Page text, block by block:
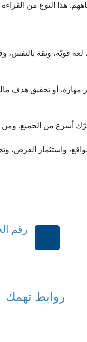
هذا النوع من
قويّة، وثقة بالنفس،
مهارة، أو تحقيق هدف
أسرع من الجميع.
واستثمار الفرص،
رقم
روابط تهمك